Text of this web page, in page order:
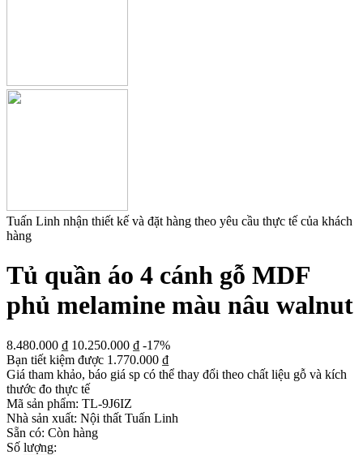
Tuấn Linh nhận thiết kế và đặt hàng theo yêu cầu thực tế của khách
hàng
Tủ quần áo 4 cánh gỗ MDF
phủ melamine màu nâu walnut
8.480.000 ₫ 10.250.000 ₫ -17%
Bạn tiết kiệm được 1.770.000 ₫
Giá tham khảo, báo giá sp có thể thay đổi theo chất liệu gỗ và kích
thước đo thực tế
Mã sản phẩm: TL-9J6IZ
Nhà sản xuất: Nội thất Tuấn Linh
Sẵn có: Còn hàng
Số lượng: